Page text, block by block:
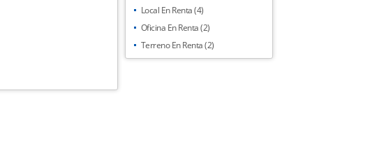
Local En Renta (4)
Oficina En Renta (2)
Terreno En Renta (2)